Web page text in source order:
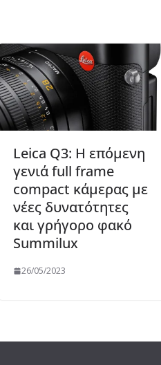
Leica Q3: Η επόμενη
γενιά full frame
compact κάμερας με
νέες δυνατότητες
και γρήγορο φακό
Summilux
26/05/2023